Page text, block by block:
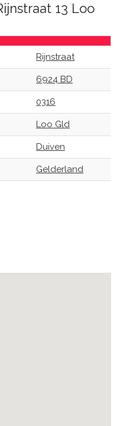
13 Loo
Rijnstraat
6924 BD
0316
Loo Gld
Duiven
Gelderland